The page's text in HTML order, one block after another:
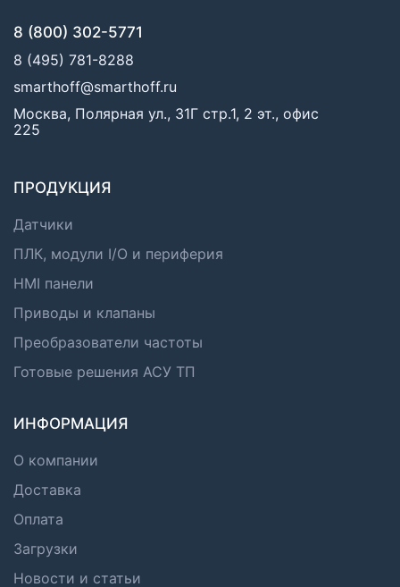
8 (800) 302-5771
8 (495) 781-8288
smarthoff@smarthoff.ru
Москва, Полярная ул., 31Г стр.1, 2 эт., офис
225
ПРОДУКЦИЯ
Датчики
ПЛК, модули I/O и периферия
HMI панели
Приводы и клапаны
Преобразователи частоты
Готовые решения АСУ ТП
ИНФОРМАЦИЯ
О компании
Доставка
Оплата
Загрузки
Новости и статьи